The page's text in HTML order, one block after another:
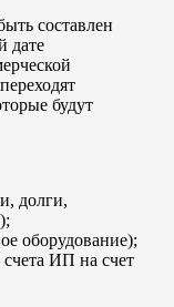
составлен
дате
будут
долги,
оборудование);
счета ИП на счет